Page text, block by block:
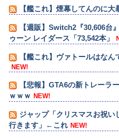
【艦これ】煙幕してんのに
【週販】Switch2『30,606台
ゥーン レイダース「73,542本」
【艦これ】ヴァトールはな
NEW!
【悲報】GTA6の新トレーラ
ｗｗｗ NEW!
ジャップ「クリスマスお祝い
行きます」←これ NEW!